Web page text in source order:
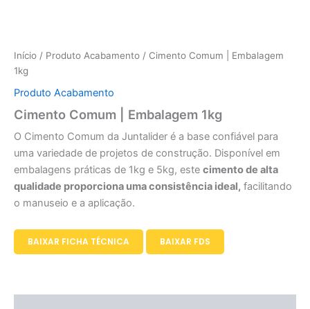
Início / Produto Acabamento / Cimento Comum | Embalagem
1kg
Produto Acabamento
Cimento Comum | Embalagem 1kg
O Cimento Comum da Juntalider é a base confiável para
uma variedade de projetos de construção. Disponível em
embalagens práticas de 1kg e 5kg, este cimento de alta
qualidade proporciona uma consistência ideal, facilitando
o manuseio e a aplicação.
BAIXAR FICHA TÉCNICA BAIXAR FDS